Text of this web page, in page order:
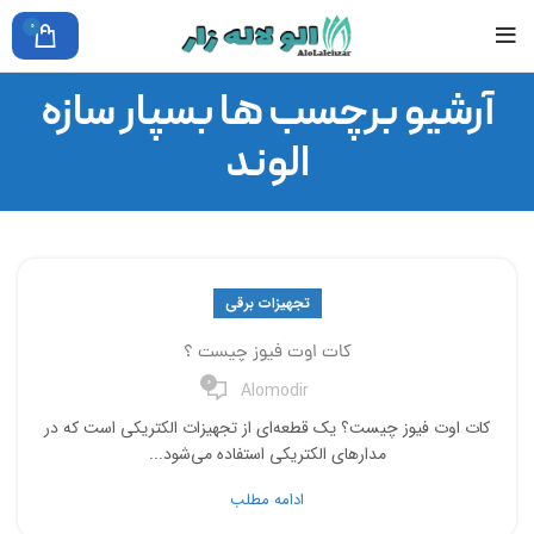
0
آرشیو برچسب ها بسپار سازه
الوند
تجهیزات برقی
کات اوت فیوز چیست ؟
Alomodir
0
کات اوت فیوز چیست؟ یک قطعه‌ای از تجهیزات الکتریکی است که در
مدارهای الکتریکی استفاده می‌شود...
ادامه مطلب